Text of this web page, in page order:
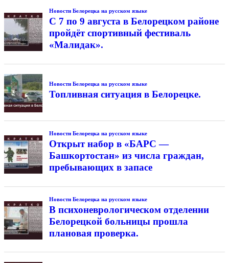
Новости Белорецка на русском языке
С 7 по 9 августа в Белорецком районе
пройдёт спортивный фестиваль
«Малидак».
Новости Белорецка на русском языке
Топливная ситуация в Белорецке.
Новости Белорецка на русском языке
Открыт набор в «БАРС —
Башкортостан» из числа граждан,
пребывающих в запасе
Новости Белорецка на русском языке
В психоневрологическом отделении
Белорецкой больницы прошла
плановая проверка.